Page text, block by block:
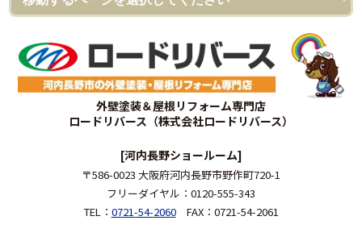
外壁塗装＆屋根リフォーム専門店
ロードリバース（株式会社ロードリバース）
[河内長野ショールーム]
〒586-0023 大阪府河内長野市野作町720-1
フリーダイヤル：0120-555-343
TEL： 0721-54-2060FAX：0721-54-2061